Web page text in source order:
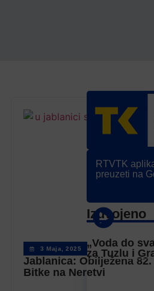
3 Maja, 2025
Jablanica: Obilježena
Bitke na Neretvi
RTVTK
preuzeti na
Izdvojeno
„Voda do
za Tuzlu i